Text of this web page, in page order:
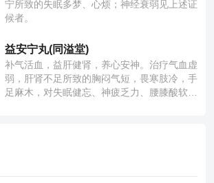
宁所致的失眠多梦、心烦；神经衰弱见上述证
候者。
益安宁丸(同溢堂)
补气活血，益肝健肾，养心安神。治疗气血虚
弱，肝肾不足所致的胸闷气短，畏寒肢冷，手
足麻木，对失眠健忘、神疲乏力、腰膝酸软也